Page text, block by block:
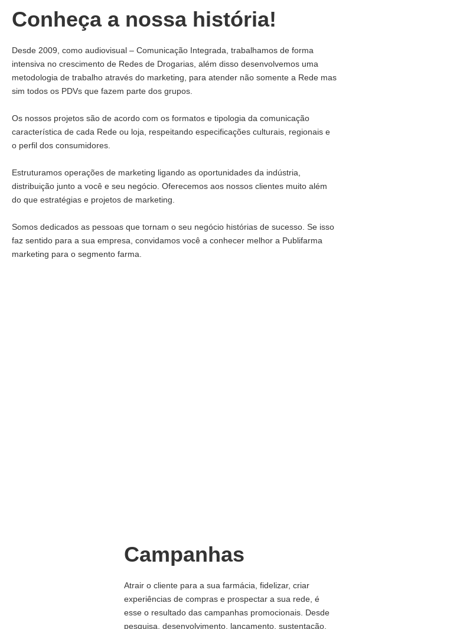
Conheça a nossa história!
Desde 2009, como audiovisual – Comunicação Integrada, trabalhamos de forma
intensiva no crescimento de Redes de Drogarias, além disso desenvolvemos uma
metodologia de trabalho através do marketing, para atender não somente a Rede mas
sim todos os PDVs que fazem parte dos grupos.
Os nossos projetos são de acordo com os formatos e tipologia da comunicação
característica de cada Rede ou loja, respeitando especificações culturais, regionais e
o perfil dos consumidores.
Estruturamos operações de marketing ligando as oportunidades da indústria,
distribuição junto a você e seu negócio. Oferecemos aos nossos clientes muito além
do que estratégias e projetos de marketing.
Somos dedicados as pessoas que tornam o seu negócio histórias de sucesso. Se isso
faz sentido para a sua empresa, convidamos você a conhecer melhor a Publifarma
marketing para o segmento farma.
Campanhas
Atrair o cliente para a sua farmácia, fidelizar, criar
experiências de compras e prospectar a sua rede, é
esse o resultado das campanhas promocionais. Desde
pesquisa, desenvolvimento, lançamento, sustentação,